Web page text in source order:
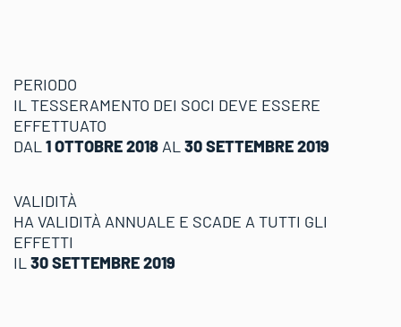
PERIODO
IL TESSERAMENTO DEI SOCI DEVE ESSERE
EFFETTUATO
DAL 1 OTTOBRE 2018 AL 30 SETTEMBRE 2019
VALIDITÀ
HA VALIDITÀ ANNUALE E SCADE A TUTTI GLI
EFFETTI
IL 30 SETTEMBRE 2019